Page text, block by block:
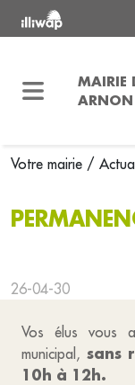
MAIRIE
ARNON
Votre mairie /
26-04-30
Vos élus vous
municipal, sans
10h à 12h.